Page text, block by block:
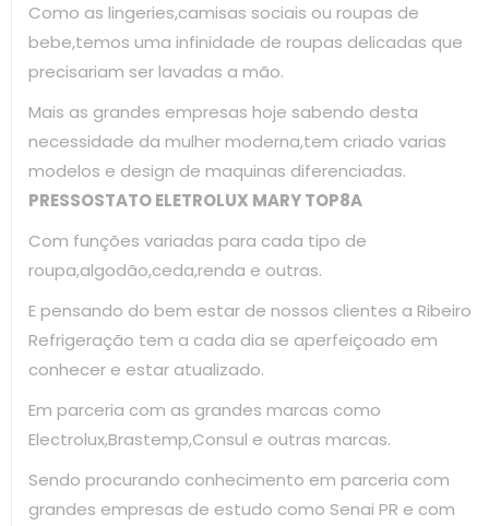
Como as lingeries,camisas sociais ou roupas de
bebe,temos uma infinidade de roupas delicadas que
precisariam ser lavadas a mão.
Mais as grandes empresas hoje sabendo desta
necessidade da mulher moderna,tem criado varias
modelos e design de maquinas diferenciadas.
PRESSOSTATO ELETROLUX MARY TOP8A
Com funções variadas para cada tipo de
roupa,algodão,ceda,renda e outras.
E pensando do bem estar de nossos clientes a Ribeiro
Refrigeração tem a cada dia se aperfeiçoado em
conhecer e estar atualizado.
Em parceria com as grandes marcas como
Electrolux,Brastemp,Consul e outras marcas.
Sendo procurando conhecimento em parceria com
grandes empresas de estudo como Senai PR e com